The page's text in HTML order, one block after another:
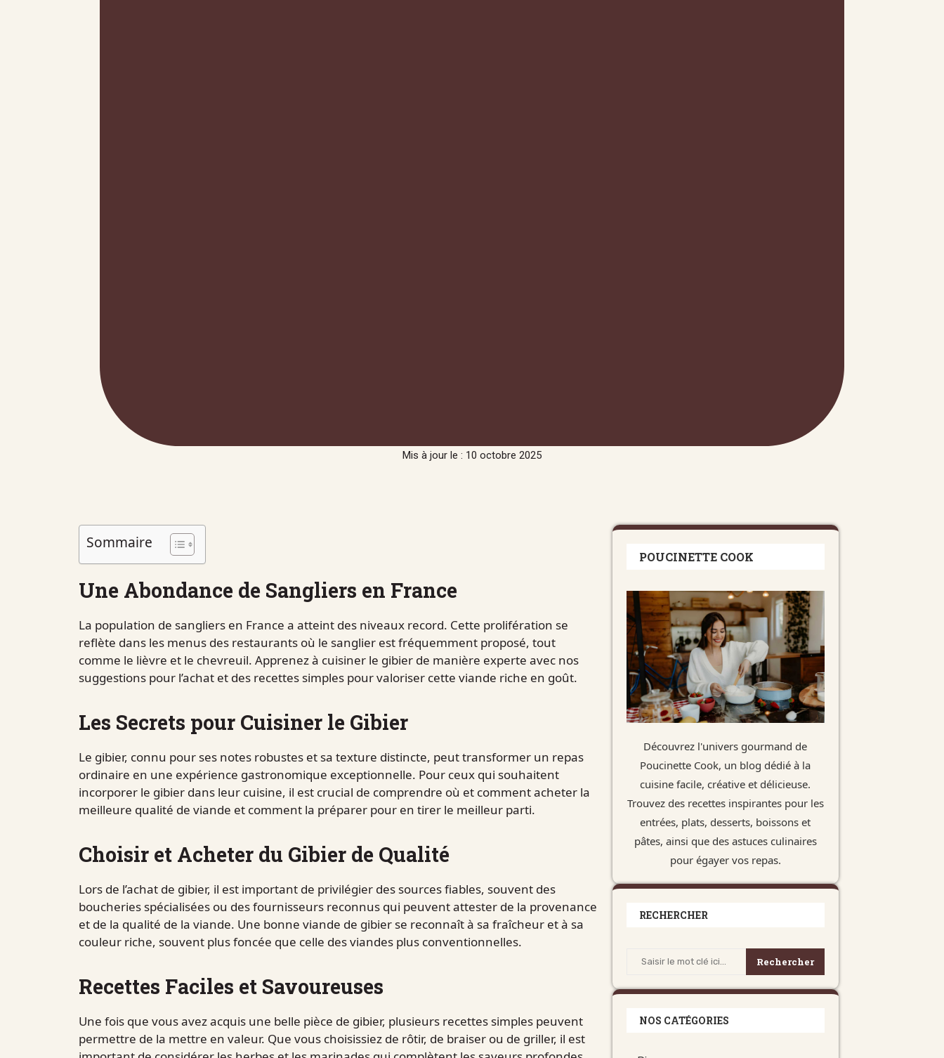
Mis à jour le : 10 octobre 2025
Sommaire
Une Abondance de Sangliers en France
La population de sangliers en France a atteint des niveaux record. Cette prolifération se
reflète dans les menus des restaurants où le sanglier est fréquemment proposé, tout
comme le lièvre et le chevreuil. Apprenez à cuisiner le gibier de manière experte avec nos
suggestions pour l’achat et des recettes simples pour valoriser cette viande riche en goût.
Les Secrets pour Cuisiner le Gibier
Le gibier, connu pour ses notes robustes et sa texture distincte, peut transformer un repas
ordinaire en une expérience gastronomique exceptionnelle. Pour ceux qui souhaitent
incorporer le gibier dans leur cuisine, il est crucial de comprendre où et comment acheter la
meilleure qualité de viande et comment la préparer pour en tirer le meilleur parti.
Choisir et Acheter du Gibier de Qualité
Lors de l’achat de gibier, il est important de privilégier des sources fiables, souvent des
boucheries spécialisées ou des fournisseurs reconnus qui peuvent attester de la provenance
et de la qualité de la viande. Une bonne viande de gibier se reconnaît à sa fraîcheur et à sa
couleur riche, souvent plus foncée que celle des viandes plus conventionnelles.
Recettes Faciles et Savoureuses
Une fois que vous avez acquis une belle pièce de gibier, plusieurs recettes simples peuvent
permettre de la mettre en valeur. Que vous choisissiez de rôtir, de braiser ou de griller, il est
POUCINETTE COOK
Découvrez l'univers gourmand de
Poucinette Cook, un blog dédié à la
cuisine facile, créative et délicieuse.
Trouvez des recettes inspirantes pour les
entrées, plats, desserts, boissons et
pâtes, ainsi que des astuces culinaires
pour égayer vos repas.
RECHERCHER
Rechercher
NOS CATÉGORIES